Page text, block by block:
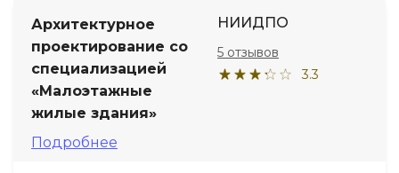
Архитектурное
проектирование со
специализацией
«Малоэтажные
жилые здания»
Подробнее
НИИДПО
3.3
5 отзывов